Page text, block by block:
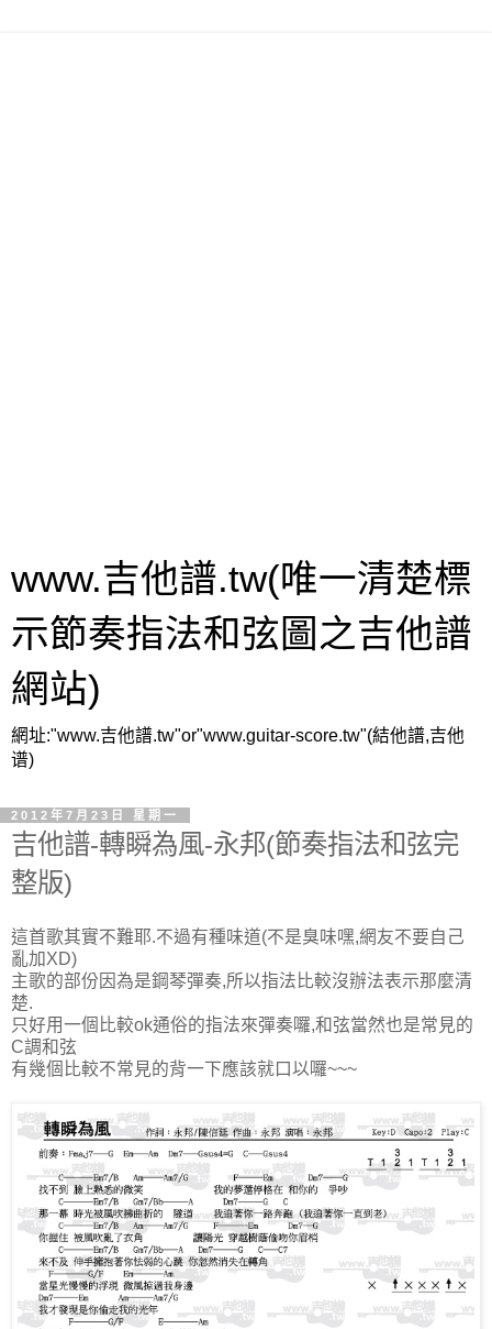
www.吉他譜.tw(唯一清楚標
示節奏指法和弦圖之吉他譜
網站)
網址:"www.吉他譜.tw"or"www.guitar-score.tw"(結他譜,吉他
谱)
2012年7月23日 星期一
吉他譜-轉瞬為風-永邦(節奏指法和弦完
整版)
這首歌其實不難耶.不過有種味道(不是臭味嘿,網友不要自己
亂加XD)
主歌的部份因為是鋼琴彈奏,所以指法比較沒辦法表示那麼清
楚.
只好用一個比較ok通俗的指法來彈奏囉,和弦當然也是常見的
C調和弦
有幾個比較不常見的背一下應該就口以囉~~~